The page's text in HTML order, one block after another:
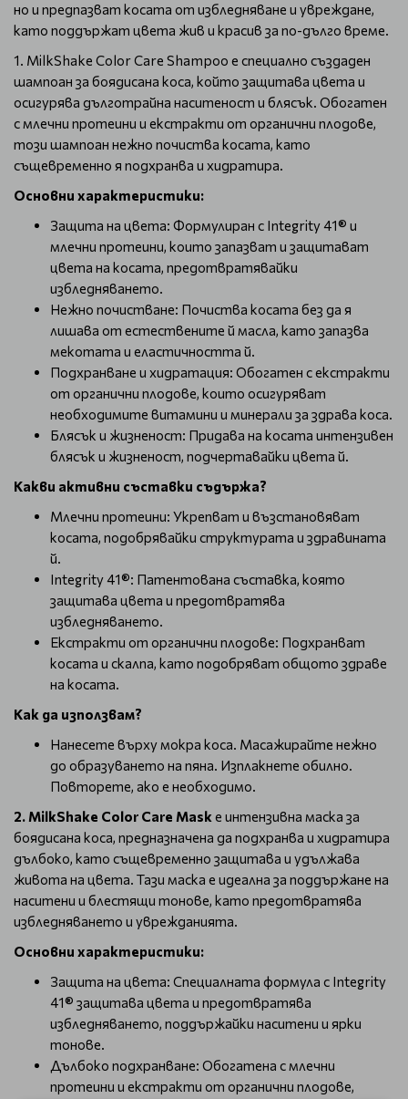
но и предпазват косата от избледняване и увреждане,
като поддържат цвета жив и красив за по-дълго време.
1. MilkShake Color Care Shampoo е специално създаден
шампоан за боядисана коса, който защитава цвета и
осигурява дълготрайна наситеност и блясък. Обогатен
с млечни протеини и екстракти от органични плодове,
този шампоан нежно почиства косата, като
същевременно я подхранва и хидратира.
Основни характеристики:
Защита на цвета: Формулиран с Integrity 41® и
млечни протеини, които запазват и защитават
цвета на косата, предотвратявайки
избледняването.
Нежно почистване: Почиства косата без да я
лишава от естествените й масла, като запазва
мекотата и еластичността й.
Подхранване и хидратация: Обогатен с екстракти
от органични плодове, които осигуряват
необходимите витамини и минерали за здрава коса.
Блясък и жизненост: Придава на косата интензивен
блясък и жизненост, подчертавайки цвета й.
Какви активни съставки съдържа?
Млечни протеини: Укрепват и възстановяват
косата, подобрявайки структурата и здравината
й.
Integrity 41®: Патентована съставка, която
защитава цвета и предотвратява
избледняването.
Екстракти от органични плодове: Подхранват
косата и скалпа, като подобряват общото здраве
на косата.
Как да използвам?
Нанесете върху мокра коса. Масажирайте нежно
до образуването на пяна. Изплакнете обилно.
Повторете, ако е необходимо.
2. MilkShake Color Care Mask е интензивна маска за
боядисана коса, предназначена да подхранва и хидратира
дълбоко, като същевременно защитава и удължава
живота на цвета. Тази маска е идеална за поддържане на
наситени и блестящи тонове, като предотвратява
избледняването и уврежданията.
Основни характеристики:
Защита на цвета: Специалната формула с Integrity
41® защитава цвета и предотвратява
избледняването, поддържайки наситени и ярки
тонове.
Дълбоко подхранване: Обогатена с млечни
протеини и екстракти от органични плодове,